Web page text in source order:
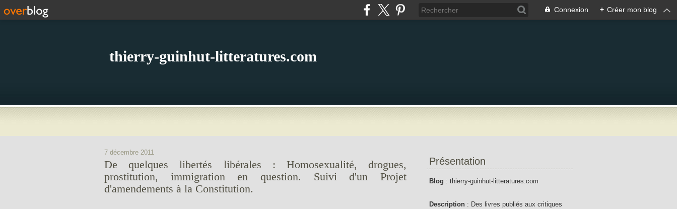
Connexion + Créer mon blog
thierry-guinhut-litteratures.com
7 décembre 2011
De quelques libertés libérales : Homosexualité, drogues,
prostitution, immigration en question. Suivi d'un Projet
d'amendements à la Constitution.
Présentation
Blog : thierry-guinhut-litteratures.com
Description : Des livres publiés aux critiques